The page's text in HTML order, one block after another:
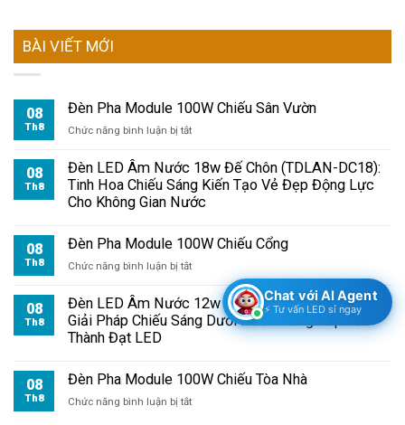
BÀI VIẾT MỚI
08
Th8
Đèn Pha Module 100W Chiếu Sân Vườn
Chức năng bình luận bị tắtở
Pha
Module
100W
Chiếu
Vườn
08
Th8
Đèn LED Âm Nước 18w Đế Chôn (TDLAN-DC18):
Tinh Hoa Chiếu Sáng Kiến Tạo Vẻ Đẹp Động Lực
Cho Không Gian Nước
08
Th8
Đèn Pha Module 100W Chiếu Cổng
Chức năng bình luận bị tắtở
Pha
Module
100W
08
Th8
Đèn LED Âm Nước 12w Đế Chôn (TDLAN-DC12):
Giải Pháp Chiếu Sáng Dưới Nước Đẳng Cấp Từ
Thành Đạt LED
08
Th8
Đèn Pha Module 100W Chiếu Tòa Nhà
Chức năng bình luận bị tắtở
Chat với AI Agent
⚡ Tư vấn LED sỉ ngay